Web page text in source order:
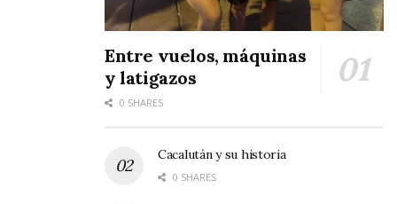
Entre vuelos, máquinas
y latigazos
0 SHARES
Cacalután y su historia
0 SHARES